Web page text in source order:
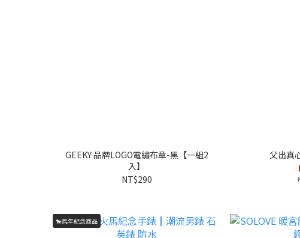
GEEKY 品牌LOGO電繡布章-黑【一組2
入】
NT$290
父出真
🐎馬年紀念商品